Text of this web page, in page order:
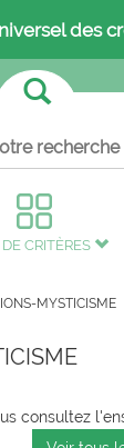
des
CRITÈRES
MYSTICISME
consultez